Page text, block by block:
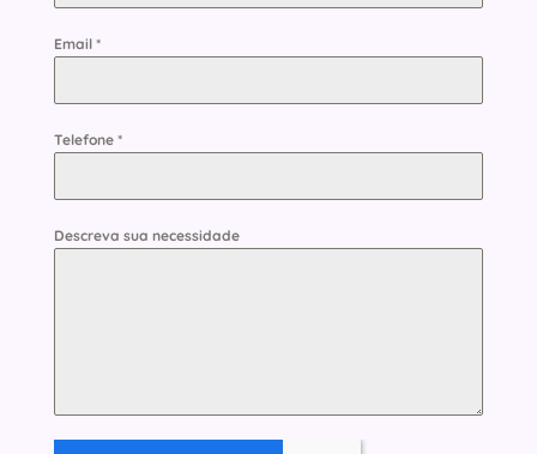
Email *
Telefone *
Descreva sua necessidade